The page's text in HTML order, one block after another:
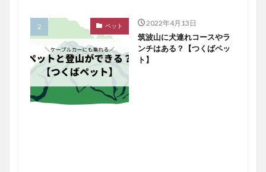
ペット 2022年4月13日
筑波山に犬連れコースやラ
ンチはある？【つくばペッ
ト】